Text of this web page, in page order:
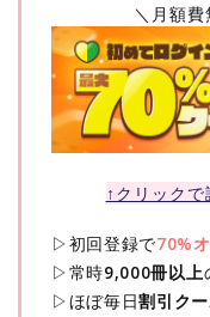
＼月額
↑クリック
▷初回登録で70%
▷常時9,000冊以上
▷ほぼ毎日割引ク